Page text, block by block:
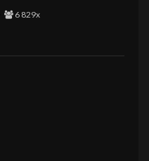
6 829x